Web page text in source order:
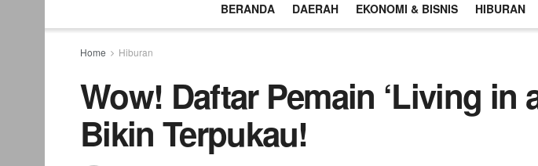
BERANDA DAERAH EKONOMI & BISNIS HIBURAN
Home Hiburan
Wow! Daftar Pemain ‘Living in
Bikin Terpukau!